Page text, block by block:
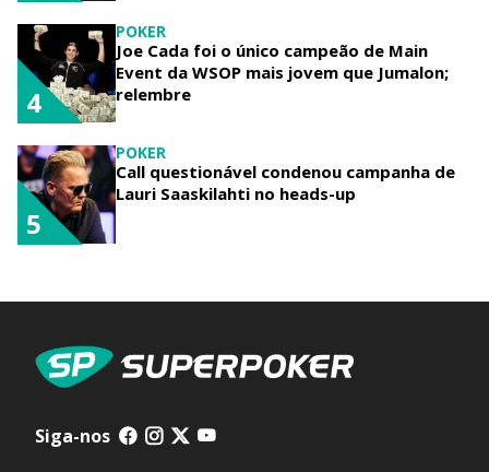
POKER
Joe Cada foi o único campeão de Main
Event da WSOP mais jovem que Jumalon;
relembre
4
POKER
Call questionável condenou campanha de
Lauri Saaskilahti no heads-up
5
Siga-nos